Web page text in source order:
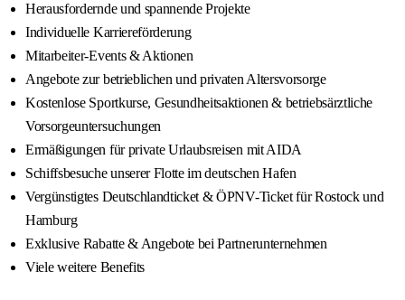
Herausfordernde und spannende Projekte
Individuelle Karriereförderung
Mitarbeiter-Events & Aktionen
Angebote zur betrieblichen und privaten Altersvorsorge
Kostenlose Sportkurse, Gesundheitsaktionen & betriebsärztliche
Vorsorgeuntersuchungen
Ermäßigungen für private Urlaubsreisen mit AIDA
Schiffsbesuche unserer Flotte im deutschen Hafen
Vergünstigtes Deutschlandticket & ÖPNV-Ticket für Rostock und
Hamburg
Exklusive Rabatte & Angebote bei Partnerunternehmen
Viele weitere Benefits